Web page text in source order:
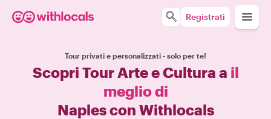
Registrati
Tour privati e personalizzati - solo per te!
Scopri Tour Arte e Cultura a il
meglio di
Naples con Withlocals